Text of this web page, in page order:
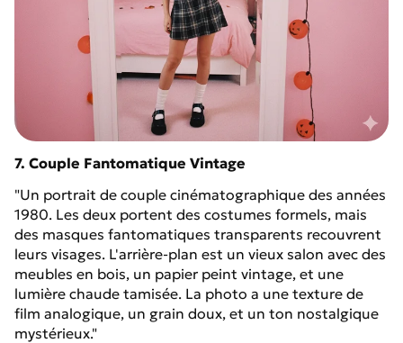
7. Couple Fantomatique Vintage
"Un portrait de couple cinématographique des années
1980. Les deux portent des costumes formels, mais
des masques fantomatiques transparents recouvrent
leurs visages. L'arrière-plan est un vieux salon avec des
meubles en bois, un papier peint vintage, et une
lumière chaude tamisée. La photo a une texture de
film analogique, un grain doux, et un ton nostalgique
mystérieux."